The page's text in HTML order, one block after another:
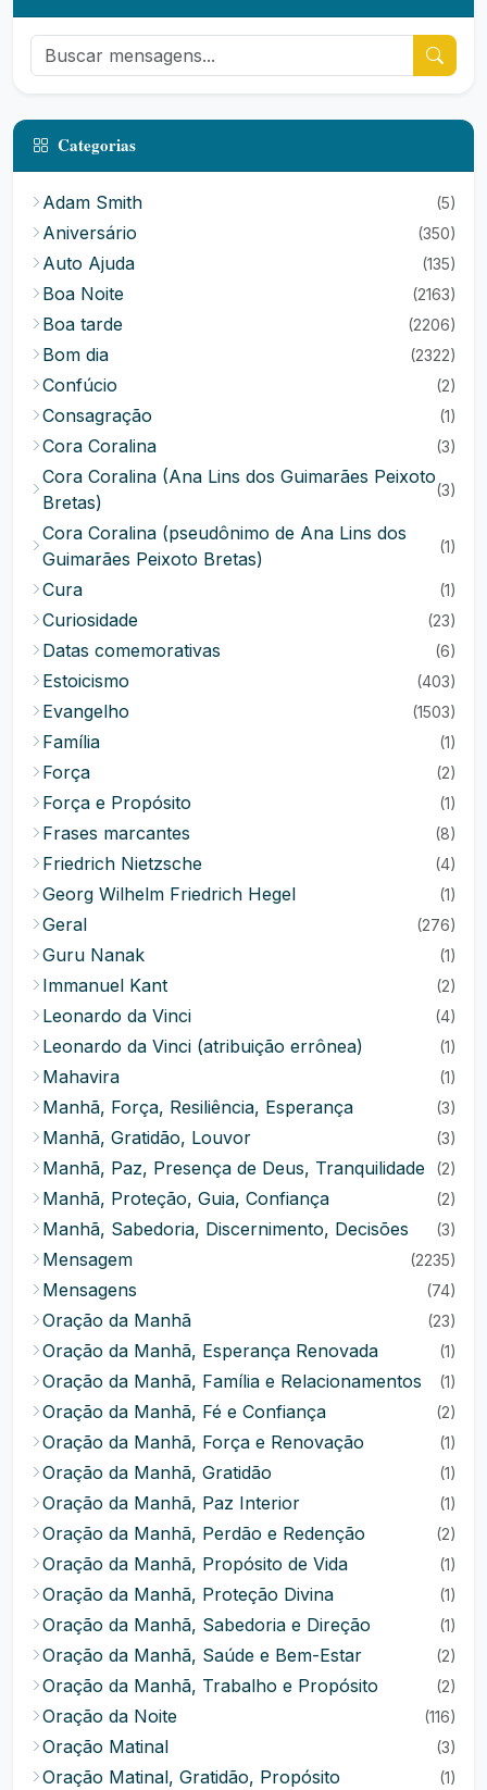
Categorias
Adam Smith (5)
Aniversário (350)
Auto Ajuda (135)
Boa Noite (2163)
Boa tarde (2206)
Bom dia (2322)
Confúcio (2)
Consagração (1)
Cora Coralina (3)
Cora Coralina (Ana Lins dos Guimarães Peixoto
Bretas)
(3)
Cora Coralina (pseudônimo de Ana Lins dos
Guimarães Peixoto Bretas)
(1)
Cura (1)
Curiosidade (23)
Datas comemorativas (6)
Estoicismo (403)
Evangelho (1503)
Família (1)
Força (2)
Força e Propósito (1)
Frases marcantes (8)
Friedrich Nietzsche (4)
Georg Wilhelm Friedrich Hegel (1)
Geral (276)
Guru Nanak (1)
Immanuel Kant (2)
Leonardo da Vinci (4)
Leonardo da Vinci (atribuição errônea) (1)
Mahavira (1)
Manhã, Força, Resiliência, Esperança (3)
Manhã, Gratidão, Louvor (3)
Manhã, Paz, Presença de Deus, Tranquilidade (2)
Manhã, Proteção, Guia, Confiança (2)
Manhã, Sabedoria, Discernimento, Decisões (3)
Mensagem (2235)
Mensagens (74)
Oração da Manhã (23)
Oração da Manhã, Esperança Renovada (1)
Oração da Manhã, Família e Relacionamentos (1)
Oração da Manhã, Fé e Confiança (2)
Oração da Manhã, Força e Renovação (1)
Oração da Manhã, Gratidão (1)
Oração da Manhã, Paz Interior (1)
Oração da Manhã, Perdão e Redenção (2)
Oração da Manhã, Propósito de Vida (1)
Oração da Manhã, Proteção Divina (1)
Oração da Manhã, Sabedoria e Direção (1)
Oração da Manhã, Saúde e Bem-Estar (2)
Oração da Manhã, Trabalho e Propósito (2)
Oração da Noite (116)
Oração Matinal (3)
Oração Matinal, Gratidão, Propósito (1)